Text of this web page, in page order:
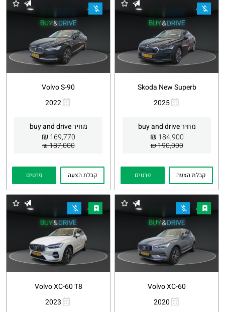
Skoda New Superb
2025
מחיר buy and drive
184,900
₪
190,000 ₪
Whatsapp
קבלת הצעה פרטים
Volvo S-90
2022
מחיר buy and drive
169,770
₪
187,000 ₪
Whatsapp
קבלת הצעה פרטים
Volvo XC-60
2020
Whatsapp
Volvo XC-60 T8
2023
Whatsapp